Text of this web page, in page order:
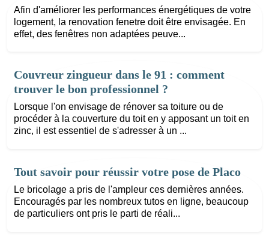
Afin d'améliorer les performances énergétiques de votre
logement, la renovation fenetre doit être envisagée. En
effet, des fenêtres non adaptées peuve...
Couvreur zingueur dans le 91 : comment
trouver le bon professionnel ?
Lorsque l'on envisage de rénover sa toiture ou de
procéder à la couverture du toit en y apposant un toit en
zinc, il est essentiel de s'adresser à un ...
Tout savoir pour réussir votre pose de Placo
Le bricolage a pris de l'ampleur ces dernières années.
Encouragés par les nombreux tutos en ligne, beaucoup
de particuliers ont pris le parti de réali...